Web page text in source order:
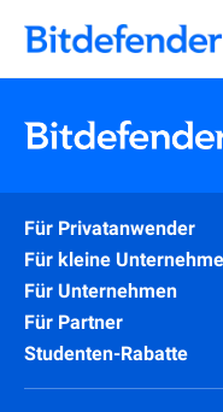
Für Privatanwender
Für kleine
Für Unternehmen
Für Partner
Studenten-Rabatte